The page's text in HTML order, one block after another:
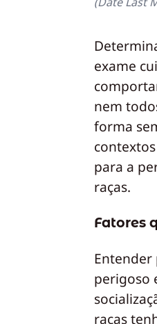
exame
nem
forma
para a
raças.
Fatores
Entender
perigoso
raças